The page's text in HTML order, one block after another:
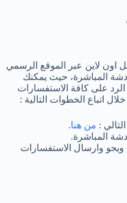
اون لاين عبر الموقع الرسمي
المباشرة، حيث يمكنك
على كافة الاستفسارات
اتباع الخطوات التالية :
: من هنا.
المباشرة.
وارسال الاستفسارات